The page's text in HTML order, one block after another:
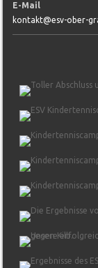
E-Mail
kontakt@esv-ober-